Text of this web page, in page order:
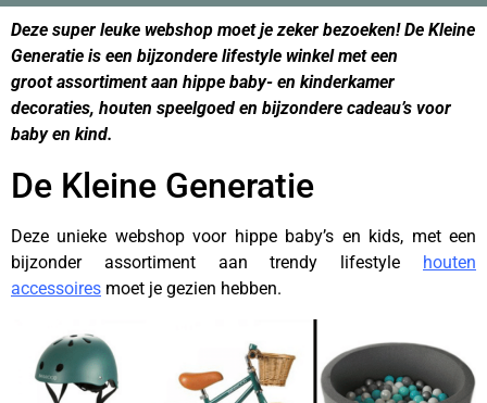
Deze super leuke webshop moet je zeker bezoeken! De Kleine
Generatie is een bijzondere lifestyle winkel met een
groot assortiment aan hippe baby- en kinderkamer
decoraties, houten speelgoed en bijzondere cadeau’s voor
baby en kind.
De Kleine Generatie
Deze unieke webshop voor hippe baby’s en kids, met een
bijzonder assortiment aan trendy lifestyle houten
accessoires moet je gezien hebben.